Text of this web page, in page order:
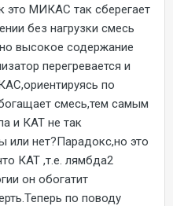
это МИКАС так сберегает
без нагрузки смесь
высокое содержание
перегревается и
по
смесь,тем самым
и КАТ не так
или нет?Парадокс,но это
КАТ ,т.е. лямбда2
он обогатит
по поводу